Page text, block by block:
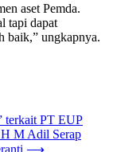
aset Pemda.
tapi dapat
baik,” ungkapnya.
terkait PT EUP
H M Adil Serap
⟶